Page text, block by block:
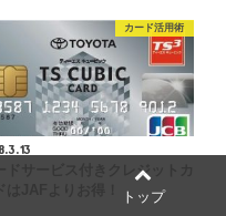
カード活用術
ドサービス付きクレジットカ
はJAFよりお得！
トップ